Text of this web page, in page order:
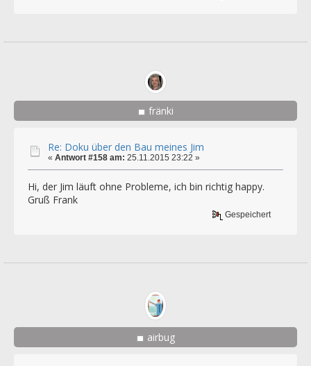
fränki
Re: Doku über den Bau meines Jim
« Antwort #158 am: 25.11.2015 23:22 »
Hi, der Jim läuft ohne Probleme, ich bin richtig happy.
Gruß Frank
Gespeichert
airbug